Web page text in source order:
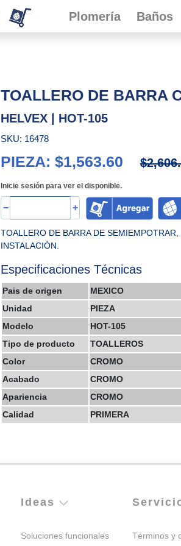
Plomería Baños
TOALLERO DE BARRA
HELVEX | HOT-105
SKU: 16478
PIEZA: $1,563.60
Inicie sesión para ver el disponible.
− +
TOALLERO DE BARRA DE
INSTALACIÓN.
Especificaciones Técnicas
Pais de origen
MEXICO
Unidad
PIEZA
Modelo
HOT-105
Tipo de producto
TOALLEROS
Color
CROMO
Acabado
CROMO
Apariencia
CROMO
Calidad
PRIMERA
Ideas
Soluciones funcionales Términos y